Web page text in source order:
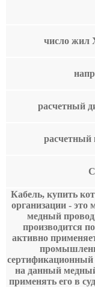
число жил
расчетный
расчетный
Кабель, купить
организации - это
медный
производится
активно
на данный
применять его в